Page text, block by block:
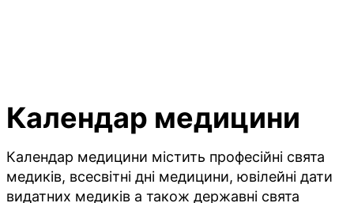
Календар медицини
Календар медицини містить професійні свята
медиків, всесвітні дні медицини, ювілейні дати
видатних медиків а також державні свята